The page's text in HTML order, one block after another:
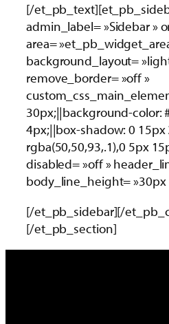
[/
admin_label= »Sidebar »
area=
background_layout=
remove_border= »off »
30px;||background-color:
4px;||box-shadow: 0 15px
rgba(50,50,93,.1),0 5px
disabled= »off »
body_line_height= »30px
[/et_pb_sidebar][/
[/et_pb_section]